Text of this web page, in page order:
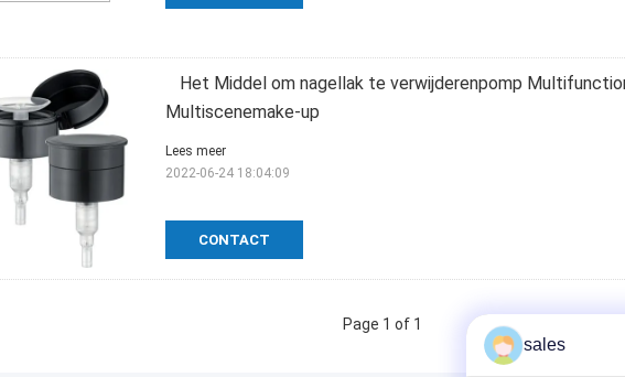
Het Middel om nagellak te verwijderenpomp
Multiscenemake-up
CONTACT
Lees meer
2022-06-24 18:04:09
Page 1 of 1
sales